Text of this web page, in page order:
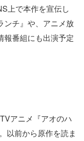
上で本作を宣伝し
ンチ』や、アニメ放
報番組にも出演予定
アニメ『アオのハ
以前から原作を読ま